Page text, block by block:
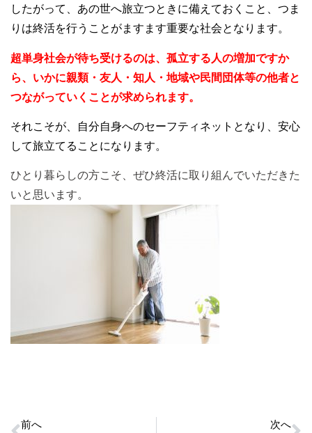
したがって、あの世へ旅立つときに備えておくこと、つま
りは終活を行うことがますます重要な社会となります。
超単身社会が待ち受けるのは、孤立する人の増加ですか
ら、いかに親類・友人・知人・地域や民間団体等の他者と
つながっていくことが求められます。
それこそが、自分自身へのセーフティネットとなり、安心
して旅立てることになります。
ひとり暮らしの方こそ、ぜひ終活に取り組んでいただきた
いと思います。
前へ 次へ